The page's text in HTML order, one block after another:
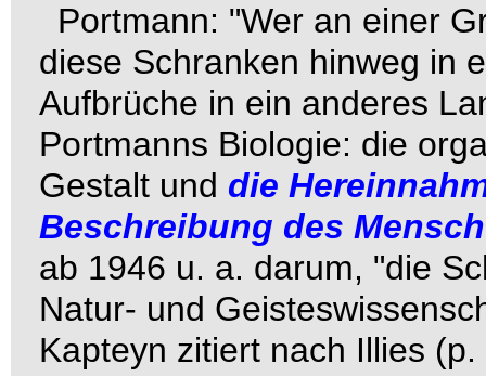
Portmann: "Wer an einer
diese Schranken hinweg in
Aufbrüche in ein anderes
Portmanns Biologie: die
Gestalt und die
Beschreibung des
ab 1946 u. a. darum, "die
Natur- und
Kapteyn zitiert nach Illies